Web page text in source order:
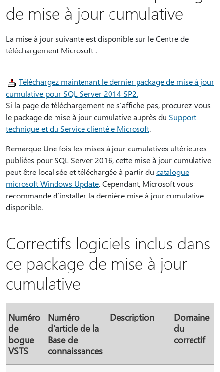
de mise à jour cumulative
La mise à jour suivante est disponible sur le Centre de
téléchargement Microsoft :
Téléchargez maintenant le dernier package de mise à jour
cumulative pour SQL Server 2014 SP2.
Si la page de téléchargement ne s’affiche pas, procurez-vous
le package de mise à jour cumulative auprès du Support
technique et du Service clientèle Microsoft.
Remarque Une fois les mises à jour cumulatives ultérieures
publiées pour SQL Server 2016, cette mise à jour cumulative
peut être localisée et téléchargée à partir du catalogue
microsoft Windows Update. Cependant, Microsoft vous
recommande d’installer la dernière mise à jour cumulative
disponible.
Correctifs logiciels inclus dans
ce package de mise à jour
cumulative
Numéro
de
bogue
VSTS
Numéro
d’article de la
Base de
connaissances
Description
Domaine
du
correctif